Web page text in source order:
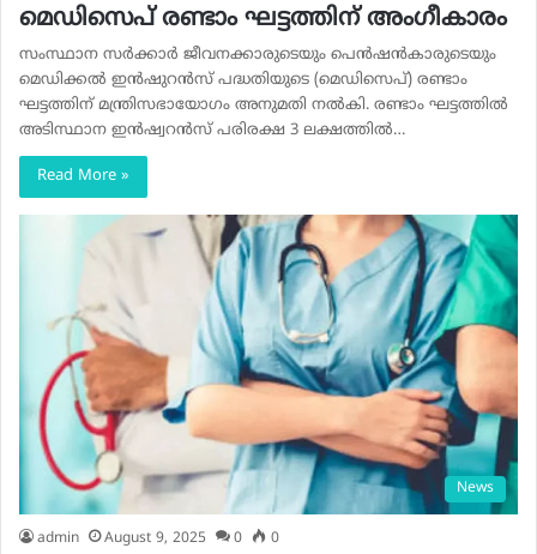
മെഡിസെപ് രണ്ടാം ഘട്ടത്തിന് അംഗീകാരം
സംസ്ഥാന സര്‍ക്കാര്‍ ജീവനക്കാരുടെയും പെന്‍ഷന്‍കാരുടെയും
മെഡിക്കല്‍ ഇന്‍ഷുറന്‍സ് പദ്ധതിയുടെ (മെഡിസെപ്) രണ്ടാം
ഘട്ടത്തിന് മന്ത്രിസഭായോഗം അനുമതി നല്‍കി. രണ്ടാം ഘട്ടത്തില്‍
അടിസ്ഥാന ഇൻഷ്വറൻസ് പരിരക്ഷ 3 ലക്ഷത്തിൽ…
Read More »
News
admin August 9, 2025 0 0